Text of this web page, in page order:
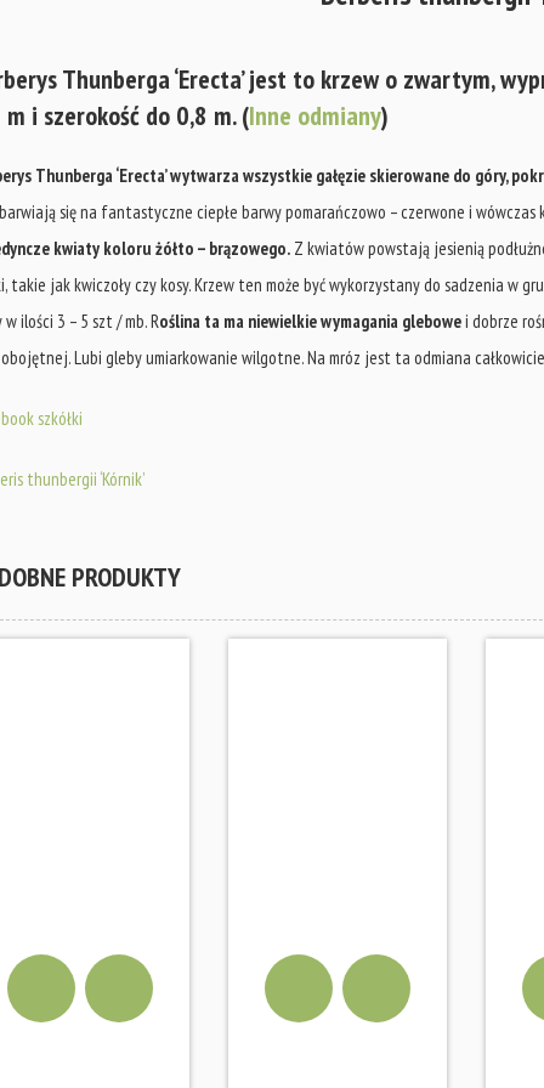
Thunberga ‘Erecta’ jest to krzew o zwartym,
m i szerokość do 0,8 m. (Inne odmiany)
Thunberga ‘Erecta’ wytwarza wszystkie gałęzie skierowane do góry,
się na fantastyczne ciepłe barwy pomarańczowo – czerwone i
kwiaty koloru żółto – brązowego. Z kwiatów powstają jesienią
takie jak kwiczoły czy kosy. Krzew ten może być wykorzystany do sadzenia w
ilości 3 – 5 szt / mb. Roślina ta ma niewielkie wymagania glebowei dobrze
Lubi gleby umiarkowanie wilgotne. Na mróz jest ta odmiana
szkółki
thunbergii ‘Kórnik’
PRODUKTY
DODAJ DO KOSZYKA